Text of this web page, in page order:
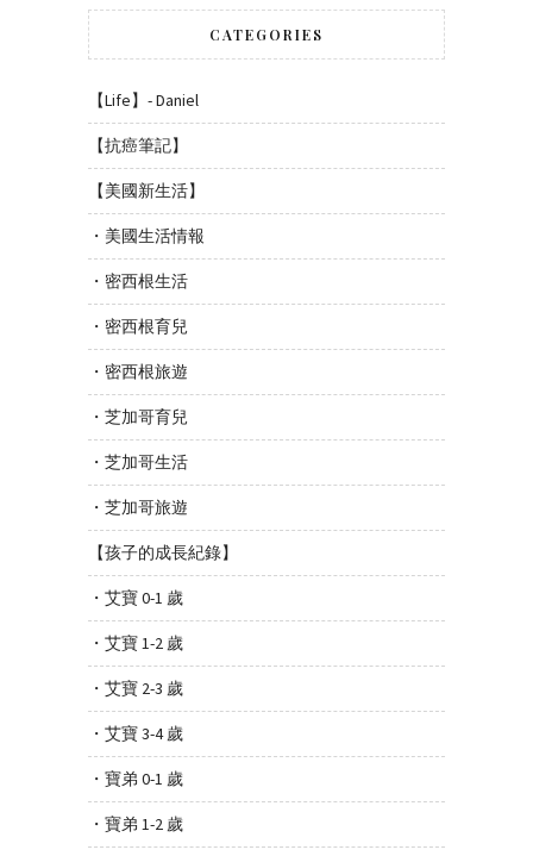
CATEGORIES
【Life】- Daniel
【抗癌筆記】
【美國新生活】
・美國生活情報
・密西根生活
・密西根育兒
・密西根旅遊
・芝加哥育兒
・芝加哥生活
・芝加哥旅遊
【孩子的成長紀錄】
・艾寶 0-1 歲
・艾寶 1-2 歲
・艾寶 2-3 歲
・艾寶 3-4 歲
・寶弟 0-1 歲
・寶弟 1-2 歲